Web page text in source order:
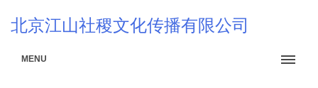
北京江山社稷文化传播有限公司
MENU